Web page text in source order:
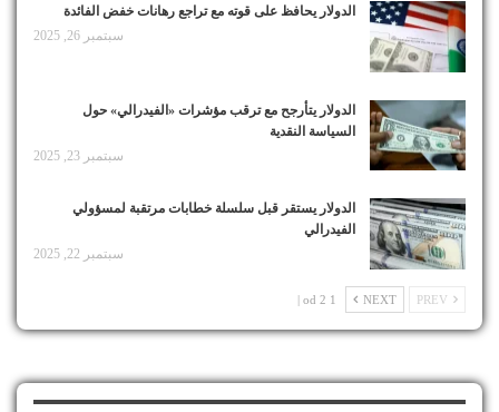
الدولار يحافظ على قوته مع تراجع رهانات خفض الفائدة
سبتمبر 26, 2025
الدولار يتأرجح مع ترقب مؤشرات «الفيدرالي» حول
السياسة النقدية
سبتمبر 23, 2025
الدولار يستقر قبل سلسلة خطابات مرتقبة لمسؤولي
الفيدرالي
سبتمبر 22, 2025
NEXT
1 od 2 |